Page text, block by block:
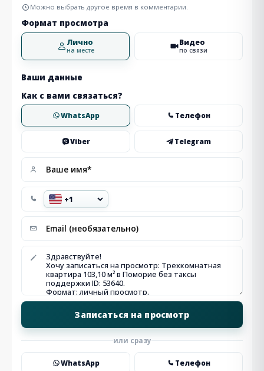
Можно выбрать другое время в комментарии.
Формат просмотра
Лично
на месте
Видео
по связи
Ваши данные
Как с вами связаться?
WhatsApp Телефон
Viber Telegram
или сразу
WhatsApp Телефон